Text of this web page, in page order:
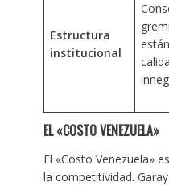
Estructura
institucional
EL «COSTO VENEZUELA»
El «Costo Venezuela»
la competitividad.